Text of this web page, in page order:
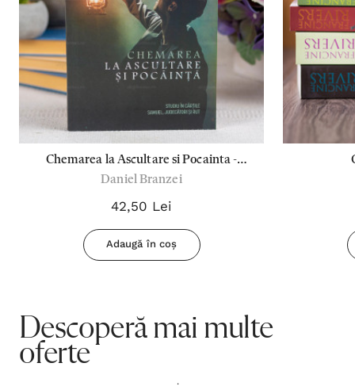
Chemarea la Ascultare si Pocainta -
Daniel Branzei
Daniel Branzei
42,50 Lei
Adaugă în coș
Descoperă mai multe
oferte
.